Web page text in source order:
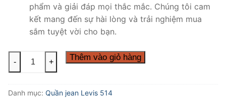
phẩm và giải đáp mọi thắc mắc. Chúng tôi cam
kết mang đến sự hài lòng và trải nghiệm mua
sắm tuyệt vời cho bạn.
CHUYÊN
SỈ
JEAN
- + Thêm vào giỏ hàng
Danh mục: Quần jean Levis 514